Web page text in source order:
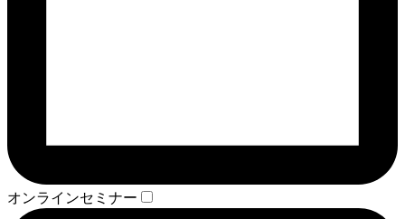
オンラインセミナー